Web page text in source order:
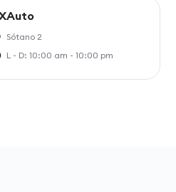
Sótano 2
L - D: 10:00 am - 10:00 pm